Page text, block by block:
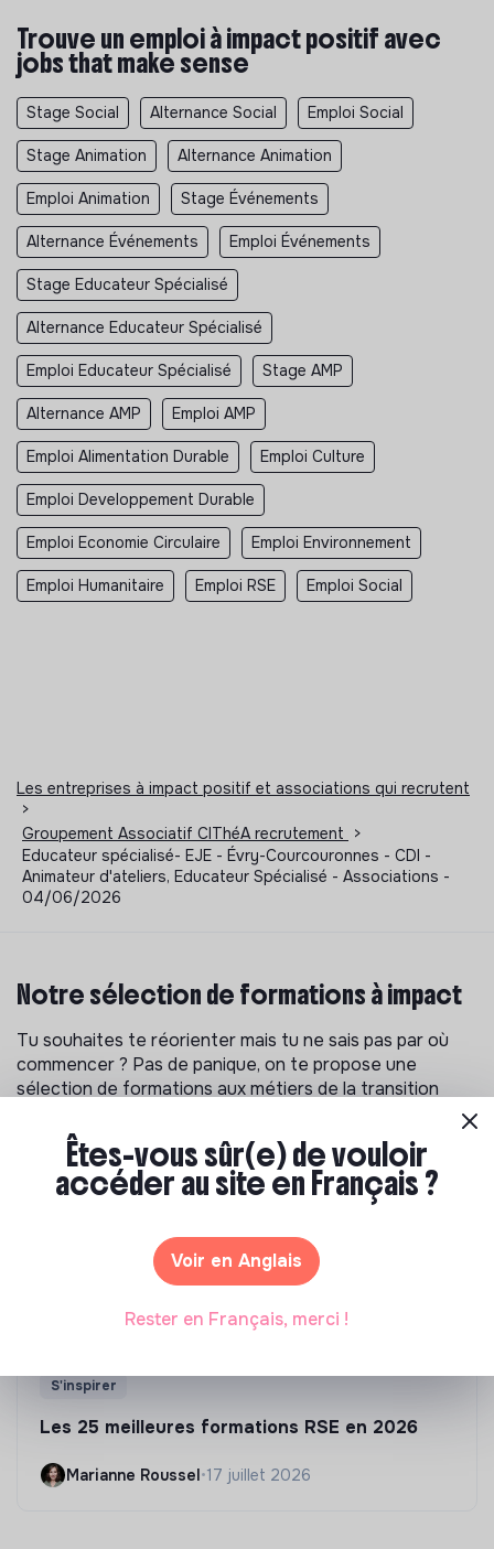
Trouve un emploi à impact positif avec
jobs that make sense
Stage Social Alternance Social Emploi Social
Stage Animation Alternance Animation
Emploi Animation Stage Événements
Alternance Événements Emploi Événements
Stage Educateur Spécialisé
Alternance Educateur Spécialisé
Emploi Educateur Spécialisé Stage AMP
Alternance AMP Emploi AMP
Emploi Alimentation Durable Emploi Culture
Emploi Developpement Durable
Emploi Economie Circulaire Emploi Environnement
Emploi Humanitaire Emploi RSE Emploi Social
Les entreprises à impact positif et associations qui recrutent
>
Groupement Associatif CIThéA recrutement
>
Educateur spécialisé- EJE - Évry-Courcouronnes - CDI -
Animateur d'ateliers, Educateur Spécialisé - Associations -
04/06/2026
Notre sélection de formations à impact
Tu souhaites te réorienter mais tu ne sais pas par où
commencer ? Pas de panique, on te propose une
sélection de formations aux métiers de la transition
S'inspirer
Les 25 meilleures formations RSE en 2026
Marianne Roussel•17 juillet 2026
Êtes-vous sûr(e) de vouloir
accéder au site en Français ?
Voir en Anglais
Rester en Français, merci !